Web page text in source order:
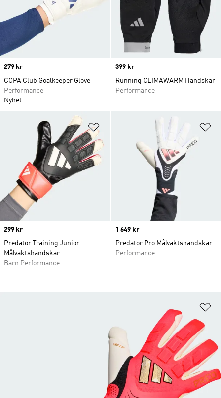
Price
279 kr
COPA Club Goalkeeper Glove
Performance
Nyhet
Price
399 kr
Running CLIMAWARM Handskar
Performance
Lägg till på önskelistan
Price
299 kr
Predator Training Junior
Målvaktshandskar
Barn Performance
Price
1 649 kr
Predator Pro Målvaktshandskar
Performance